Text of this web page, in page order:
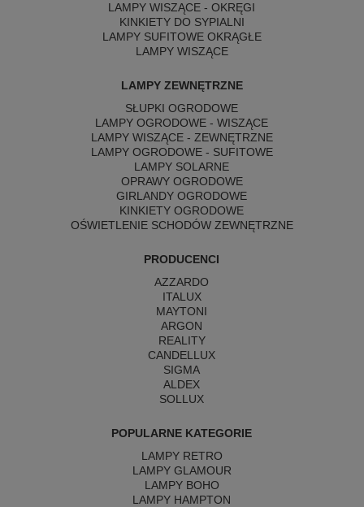
LAMPY WISZĄCE - OKRĘGI
KINKIETY DO SYPIALNI
LAMPY SUFITOWE OKRĄGŁE
LAMPY WISZĄCE
LAMPY ZEWNĘTRZNE
SŁUPKI OGRODOWE
LAMPY OGRODOWE - WISZĄCE
LAMPY WISZĄCE - ZEWNĘTRZNE
LAMPY OGRODOWE - SUFITOWE
LAMPY SOLARNE
OPRAWY OGRODOWE
GIRLANDY OGRODOWE
KINKIETY OGRODOWE
OŚWIETLENIE SCHODÓW ZEWNĘTRZNE
PRODUCENCI
AZZARDO
ITALUX
MAYTONI
ARGON
REALITY
CANDELLUX
SIGMA
ALDEX
SOLLUX
POPULARNE KATEGORIE
LAMPY RETRO
LAMPY GLAMOUR
LAMPY BOHO
LAMPY HAMPTON